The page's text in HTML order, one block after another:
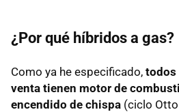
¿Por qué híbridos a gas?
Como ya he especificado, todos
venta tienen motor de
encendido de chispa (ciclo